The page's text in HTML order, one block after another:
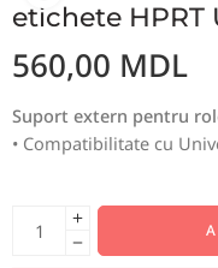
etichete HPRT
560,00 MDL
Suport extern pentru
• Compatibilitate cu